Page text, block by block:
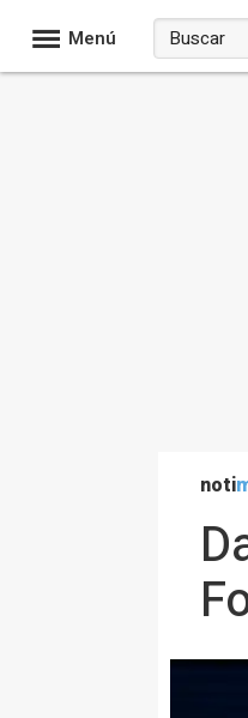
Menú
noti